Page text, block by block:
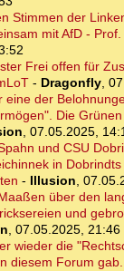
Stimmen der
mit AfD - Prof.
Frei offen für
- Dragonfly,
eine der
Die
, 07.05.2025,
und CSU
in
- Illusion,
über den
und
, 07.05.2025, 21:46
wieder die
diesem Forum gab.